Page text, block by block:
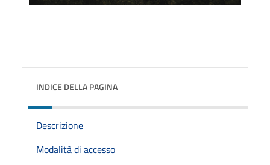
INDICE DELLA PAGINA
Descrizione
Modalità di accesso